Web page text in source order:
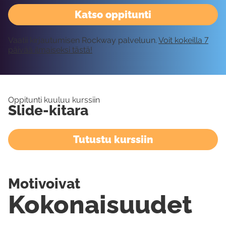
Katso oppitunti
Vaatii kirjautumisen Rockway palveluun. Voit kokeilla 7
päivää ilmaiseksi tästä!
Oppitunti kuuluu kurssiin
Slide-kitara
Tutustu kurssiin
Kokonaisuudet
Motivoivat